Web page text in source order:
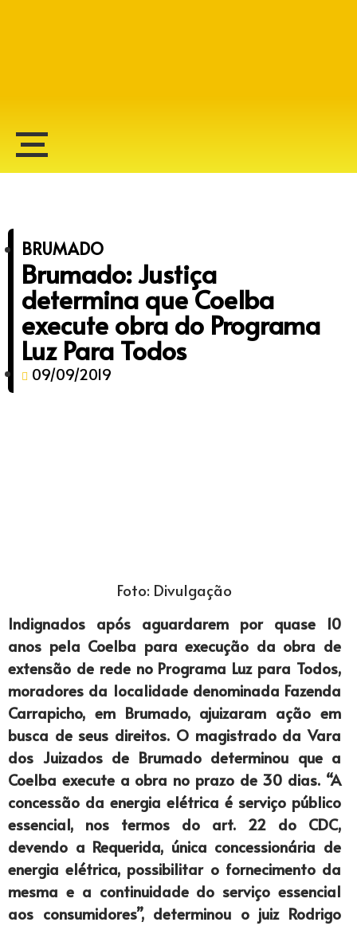
BRUMADO
Brumado: Justiça
determina que Coelba
execute obra do Programa
Luz Para Todos
09/09/2019
Foto: Divulgação
Indignados após aguardarem por quase 10
anos pela Coelba para execução da obra de
extensão de rede no Programa Luz para Todos,
moradores da localidade denominada Fazenda
Carrapicho, em Brumado, ajuizaram ação em
busca de seus direitos. O magistrado da Vara
dos Juizados de Brumado determinou que a
Coelba execute a obra no prazo de 30 dias. “A
concessão da energia elétrica é serviço público
essencial, nos termos do art. 22 do CDC,
devendo a Requerida, única concessionária de
energia elétrica, possibilitar o fornecimento da
mesma e a continuidade do serviço essencial
aos consumidores”, determinou o juiz Rodrigo